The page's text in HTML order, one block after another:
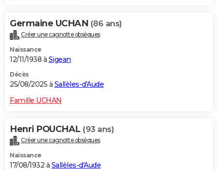
Germaine UCHAN (86 ans)
Créer une cagnotte obsèques
Naissance
12/11/1938 à Sigean
Décès
25/08/2025 à Sallèles-d'Aude
Famille UCHAN
Henri POUCHAL (93 ans)
Créer une cagnotte obsèques
Naissance
17/08/1932 à Sallèles-d'Aude